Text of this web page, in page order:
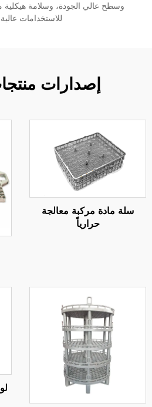
وسطح عالي الجودة، وسلامة هيكلية
للاستخدامات عالية
إصدارات
سلة مادة مركبة معالجة
حرارياً